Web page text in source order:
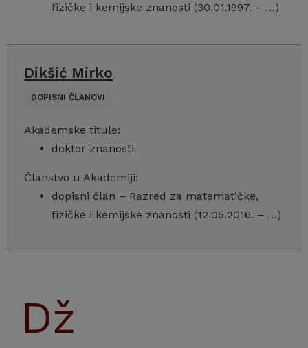
fizičke i kemijske znanosti (30.01.1997. – …)
Dikšić Mirko
DOPISNI ČLANOVI
Akademske titule:
doktor znanosti
Članstvo u Akademiji:
dopisni član – Razred za matematičke,
fizičke i kemijske znanosti (12.05.2016. – …)